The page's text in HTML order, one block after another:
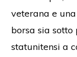
veterana e
borsa sia
statunitensi a